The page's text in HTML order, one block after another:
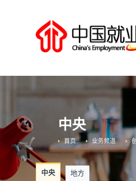
中央
业务频道
首页
中央 地方